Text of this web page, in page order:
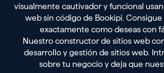
visualmente cautivador y funcional
web sin código de Bookipi.
exactamente como deseas con
Nuestro constructor de sitios web
desarrollo y gestión de sitios web.
sobre tu negocio y deja que